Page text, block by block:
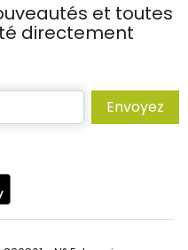
et toutes
directement
Envoyez